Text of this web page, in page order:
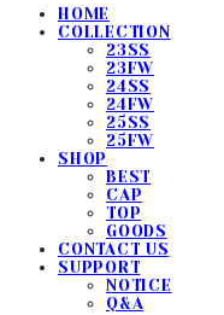
HOME
COLLECTION
23SS
23FW
24SS
24FW
25SS
25FW
SHOP
BEST
CAP
TOP
GOODS
CONTACT US
SUPPORT
NOTICE
Q&A